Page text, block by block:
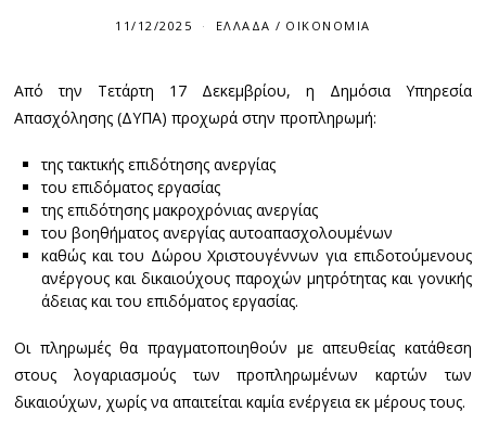
11/12/2025
2
5
ΕΛΛΆΔΑ / ΟΙΚΟΝΟΜΊΑ
Από την Τετάρτη 17 Δεκεμβρίου, η Δημόσια Υπηρεσία
Απασχόλησης (ΔΥΠΑ) προχωρά στην προπληρωμή:
της τακτικής επιδότησης ανεργίας
του επιδόματος εργασίας
της επιδότησης μακροχρόνιας ανεργίας
του βοηθήματος ανεργίας αυτοαπασχολουμένων
καθώς και του Δώρου Χριστουγέννων για επιδοτούμενους
ανέργους και δικαιούχους παροχών μητρότητας και γονικής
άδειας και του επιδόματος εργασίας.
Οι πληρωμές θα πραγματοποιηθούν με απευθείας κατάθεση
στους λογαριασμούς των προπληρωμένων καρτών των
δικαιούχων, χωρίς να απαιτείται καμία ενέργεια εκ μέρους τους.